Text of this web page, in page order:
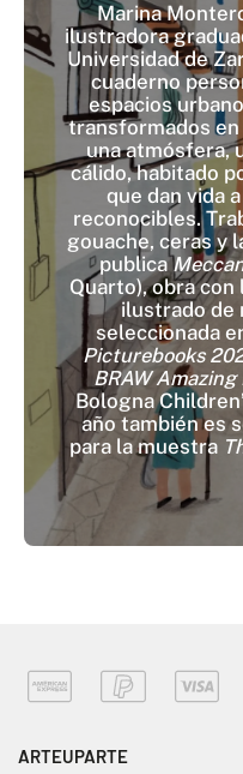
Marina
ilustradora
Universidad de
cuaderno
espacios
transformados
una atmósfera,
cálido, habitado
que dan vida
reconocibles.
gouache, ceras y
publica
Quarto), obra
ilustrado de
seleccionada
Picturebooks
BRAW
Bologna
año también es
para la muestra
ARTEUPARTE